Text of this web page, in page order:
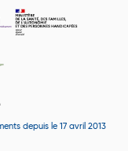
depuis le 17 avril 2013